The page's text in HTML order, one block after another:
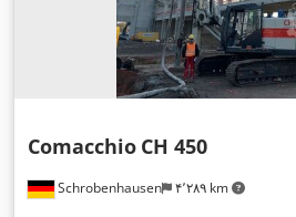
Schrobenhausen ۴٬۲۸۹ km
Comacchio CH 450